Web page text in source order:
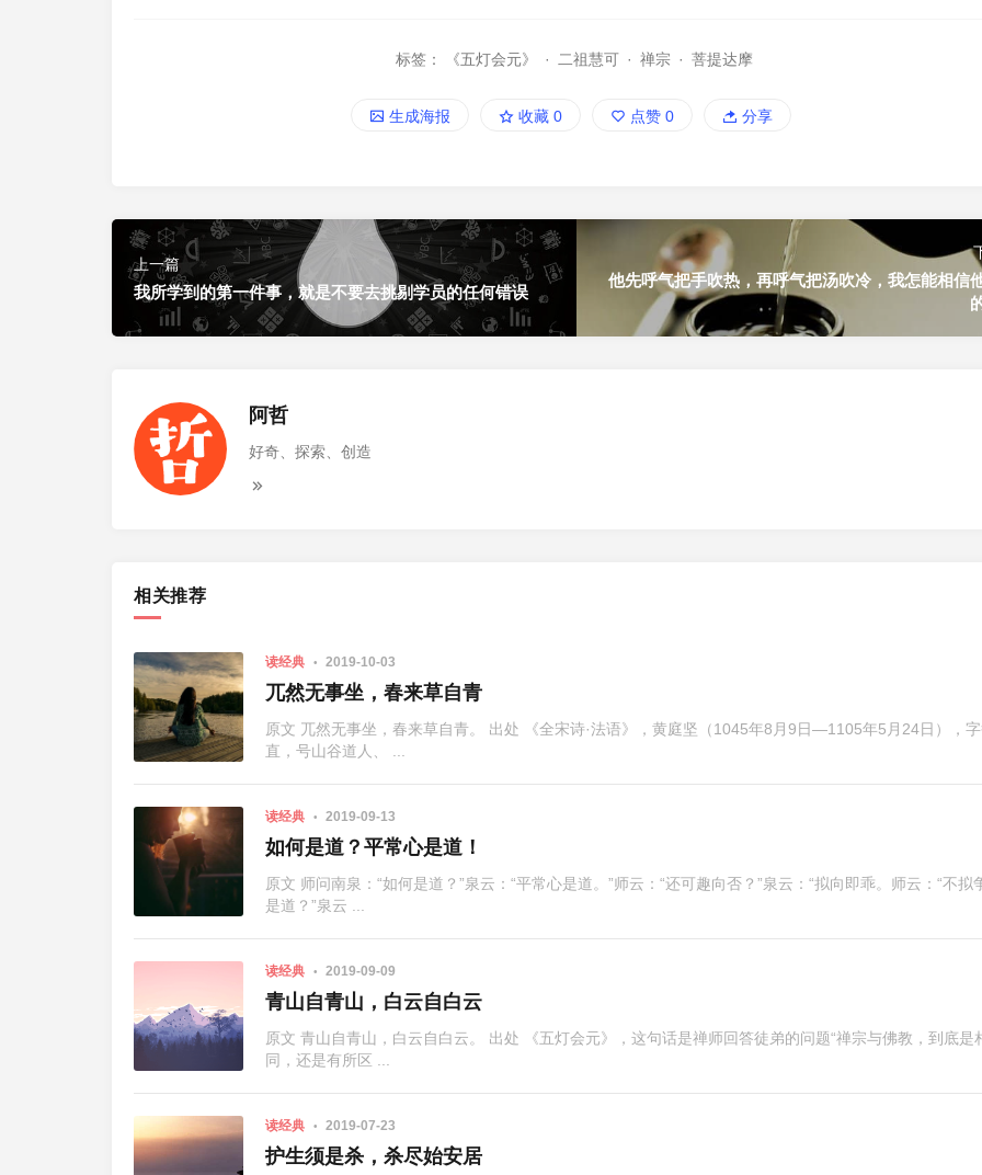
标签： 《五灯会元》 · 二祖慧可 · 禅宗 · 菩提达摩
生成海报 收藏0 点赞 0 分享
上一篇
我所学到的第一件事，就是不要去挑剔学员的任何错误
他先呼气把手吹热，再呼气把汤吹冷，我怎能相信
阿哲
好奇、探索、创造
相关推荐
读经典 2019-10-03
兀然无事坐，春来草自青
原文 兀然无事坐，春来草自青。 出处 《全宋诗·法语》，黄庭坚（1045年8月9日—1105年5月24日），
直，号山谷道人、 ...
读经典 2019-09-13
如何是道？平常心是道！
原文 师问南泉：“如何是道？”泉云：“平常心是道。”师云：“还可趣向否？”泉云：“拟向即乖。师云：“不拟
是道？”泉云 ...
读经典 2019-09-09
青山自青山，白云自白云
原文 青山自青山，白云自白云。 出处 《五灯会元》，这句话是禅师回答徒弟的问题“禅宗与佛教，到底是
同，还是有所区 ...
读经典 2019-07-23
护生须是杀，杀尽始安居